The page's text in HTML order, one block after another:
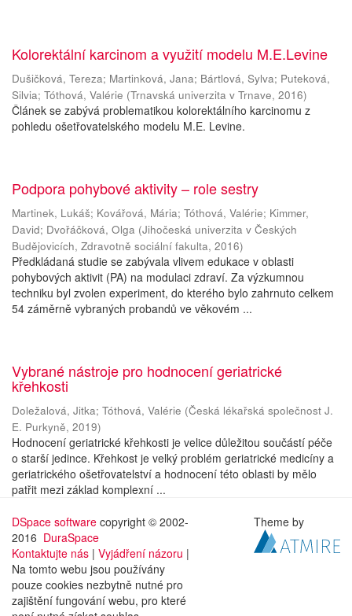
Kolorektální karcinom a využití modelu M.E.Levine
Dušičková, Tereza; Martinková, Jana; Bártlová, Sylva; Puteková,
Silvia; Tóthová, Valérie (Trnavská univerzita v Trnave, 2016)
Článek se zabývá problematikou kolorektálního karcinomu z
pohledu ošetřovatelského modelu M.E. Levine.
Podpora pohybové aktivity – role sestry
Martinek, Lukáš; Kovářová, Mária; Tóthová, Valérie; Kimmer,
David; Dvořáčková, Olga (Jihočeská univerzita v Českých
Budějovicích, Zdravotně sociální fakulta, 2016)
Předkládaná studie se zabývala vlivem edukace v oblasti
pohybových aktivit (PA) na modulaci zdraví. Za výzkumnou
techniku byl zvolen experiment, do kterého bylo zahrnuto celkem
54 záměrně vybraných probandů ve věkovém ...
Vybrané nástroje pro hodnocení geriatrické
křehkosti
Doležalová, Jitka; Tóthová, Valérie (Česká lékařská společnost J.
E. Purkyně, 2019)
Hodnocení geriatrické křehkosti je velice důležitou součástí péče
o starší jedince. Křehkost je velký problém geriatrické medicíny a
geriatrického ošetřovatelství a hodnocení této oblasti by mělo
patřit mezi základ komplexní ...
DSpace software copyright © 2002-
2016 DuraSpace
Kontaktujte nás | Vyjádření názoru |
Na tomto webu jsou používány
pouze cookies nezbytně nutné pro
zajištění fungování webu, pro které
Theme by